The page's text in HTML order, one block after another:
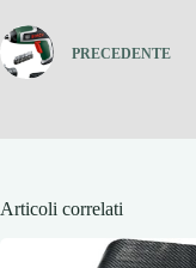
PRECEDENTE
Articoli correlati